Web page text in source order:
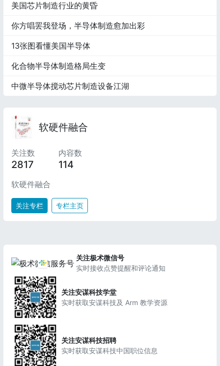
美国芯片制造行业的黄昏
你方唱罢我登场，半导体制造愈加出彩
13张图看懂美国半导体
化合物半导体制造格局生变
中微半导体搅动芯片制造设备江湖
软硬件融合
关注数
2817
内容数
114
软硬件融合
关注专栏 专栏主页
关注极术微信号
实时接收点赞提醒和评论通知
关注安谋科技学堂
实时获取安谋科技及 Arm 教学资源
关注安谋科技招聘
实时获取安谋科技中国职位信息